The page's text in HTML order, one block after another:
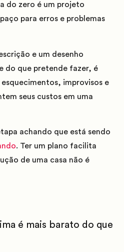
do zero é um projeto
para erros e problemas
e um desenho
do que pretende fazer, é
improvisos e
seus custos em uma
achando que está sendo
. Ter um plano facilita
de uma casa não é
é mais barato do que